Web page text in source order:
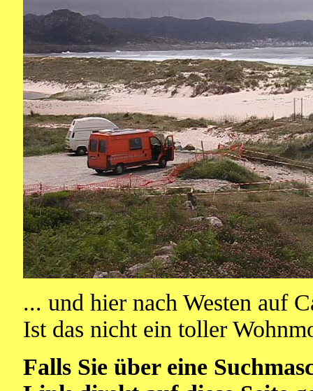
... und hier nach Westen auf
Ist das nicht ein toller
Falls Sie über eine